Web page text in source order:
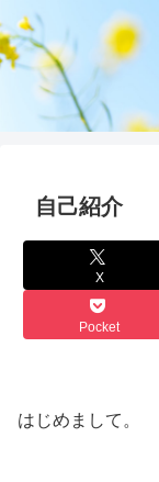
自己紹介
X
Pocket
はじめまして。